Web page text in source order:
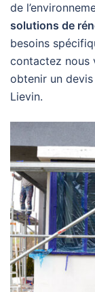
de
solutions de
besoins
contactez nous
obtenir un
Lievin.